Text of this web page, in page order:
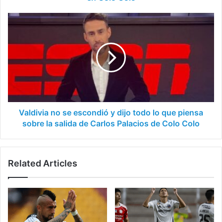
Valdivia
no
y
todo
que
piensa
sobre
Carlos
Colo
Colo
Valdivia no se escondió y dijo todo lo que piensa
sobre la salida de Carlos Palacios de Colo Colo
Related Articles